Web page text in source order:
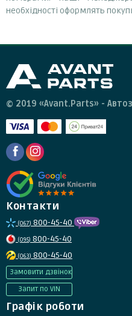
необхідності оформлять
© 2019 «Avant.Parts» -
Контакти
(067) 800-45-40
(095) 800-45-40
(063) 800-45-40
Замовити дзвінок
Запит по VIN
Графік роботи